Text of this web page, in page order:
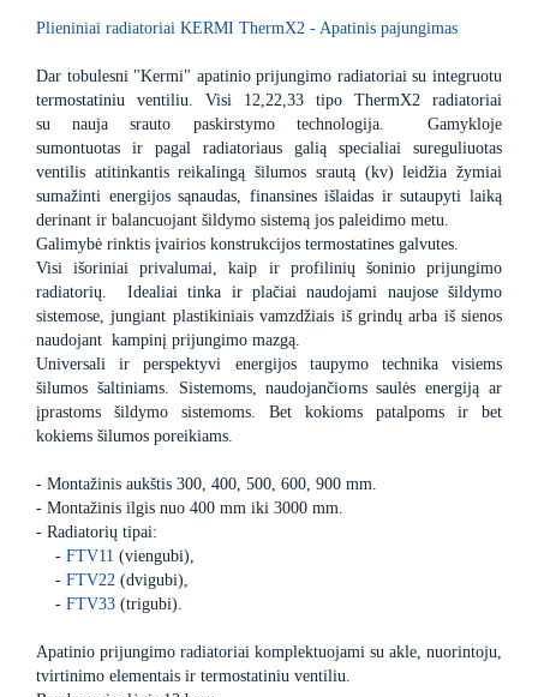
Plieniniai radiatoriai KERMI ThermX2 - Apatinis pajungimas
Dar tobulesni "Kermi" apatinio prijungimo radiatoriai su integruotu
termostatiniu ventiliu. Visi 12,22,33 tipo ThermX2 radiatoriai
su nauja srauto paskirstymo technologija. Gamykloje
sumontuotas ir pagal radiatoriaus galią specialiai sureguliuotas
ventilis atitinkantis reikalingą šilumos srautą (kv) leidžia žymiai
sumažinti energijos sąnaudas, finansines išlaidas ir sutaupyti laiką
derinant ir balancuojant šildymo sistemą jos paleidimo metu.
Galimybė rinktis įvairios konstrukcijos termostatines galvutes.
Visi išoriniai privalumai, kaip ir profilinių šoninio prijungimo
radiatorių. Idealiai tinka ir plačiai naudojami naujose šildymo
sistemose, jungiant plastikiniais vamzdžiais iš grindų arba iš sienos
naudojant kampinį prijungimo mazgą.
Universali ir perspektyvi energijos taupymo technika visiems
šilumos šaltiniams. Sistemoms, naudojančioms saulės energiją ar
įprastoms šildymo sistemoms. Bet kokioms patalpoms ir bet
kokiems šilumos poreikiams.
- Montažinis aukštis 300, 400, 500, 600, 900 mm.
- Montažinis ilgis nuo 400 mm iki 3000 mm.
- Radiatorių tipai:
- FTV11 (viengubi),
- FTV22 (dvigubi),
- FTV33 (trigubi).
Apatinio prijungimo radiatoriai komplektuojami su akle, nuorintoju,
tvirtinimo elementais ir termostatiniu ventiliu.